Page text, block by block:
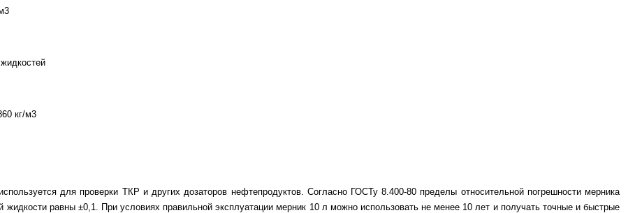
кг/м3
для проверки ТКР и других дозаторов нефтепродуктов. Согласно ГОСТу 8.400-80 пределы относительной погрешности мерника
жидкости равны ±0,1. При условиях правильной эксплуатации мерник 10 л можно использовать не менее 10 лет и получать точные и быстрые